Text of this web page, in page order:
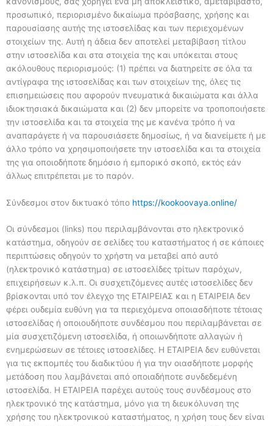
προσωπικό, περιορισμένο δικαίωμα πρόσβασης, χρήσης και
παρουσίασης αυτής της ιστοσελίδας και των περιεχομένων
στοιχείων της. Αυτή η άδεια δεν αποτελεί μεταβίβαση τίτλου
στην ιστοσελίδα και στα στοιχεία της και υπόκειται στους
ακόλουθους περιορισμούς: (1) πρέπει να διατηρείτε σε όλα τα
αντίγραφα της ιστοσελίδας και των στοιχείων της, όλες τις
επισημειώσεις που αφορούν πνευματικά δικαιώματα και άλλα
ιδιοκτησιακά δικαιώματα και (2) δεν μπορείτε να τροποποιήσετε
την ιστοσελίδα και τα στοιχεία της με κανένα τρόπο ή να
αναπαράγετε ή να παρουσιάσετε δημοσίως, ή να διανείμετε ή με
άλλο τρόπο να χρησιμοποιήσετε την ιστοσελίδα και τα στοιχεία
της για οποιοδήποτε δημόσιο ή εμπορικό σκοπό, εκτός εάν
άλλως επιτρέπεται με το παρόν.
Σύνδεσμοι στον δικτυακό τόπο https://kookoovaya.online/
Οι σύνδεσμοι (links) που περιλαμβάνονται στο ηλεκτρονικό
κατάστημα, οδηγούν σε σελίδες του καταστήματος ή σε κάποιες
περιπτώσεις οδηγούν το χρήστη να μεταβεί από αυτό
(ηλεκτρονικό κατάστημα) σε ιστοσελίδες τρίτων παρόχων,
επιχειρήσεων κ.λ.π. Οι συσχετιζόμενες αυτές ιστοσελίδες δεν
βρίσκονται υπό τον έλεγχο της ΕΤΑΙΡΕΙΑΣ και η ΕΤΑΙΡΕΙΑ δεν
φέρει ουδεμία ευθύνη για τα περιεχόμενα οποιασδήποτε τέτοιας
ιστοσελίδας ή οποιουδήποτε συνδέσμου που περιλαμβάνεται σε
μία συσχετιζόμενη ιστοσελίδα, ή οποιωνδήποτε αλλαγών ή
ενημερώσεων σε τέτοιες ιστοσελίδες. Η EΤΑΙΡΕΙΑ δεν ευθύνεται
για τις εκπομπές του διαδικτύου ή για την οιασδήποτε μορφής
μετάδοση που λαμβάνεται από οποιαδήποτε συνδεδεμένη
ιστοσελίδα. Η ΕΤΑΙΡΕΙΑ παρέχει αυτούς τους συνδέσμους στο
ηλεκτρονικό της κατάστημα, μόνο για τη διευκόλυνση της
χρήσης του ηλεκτρονικού καταστήματος, η χρήση τους δεν είναι